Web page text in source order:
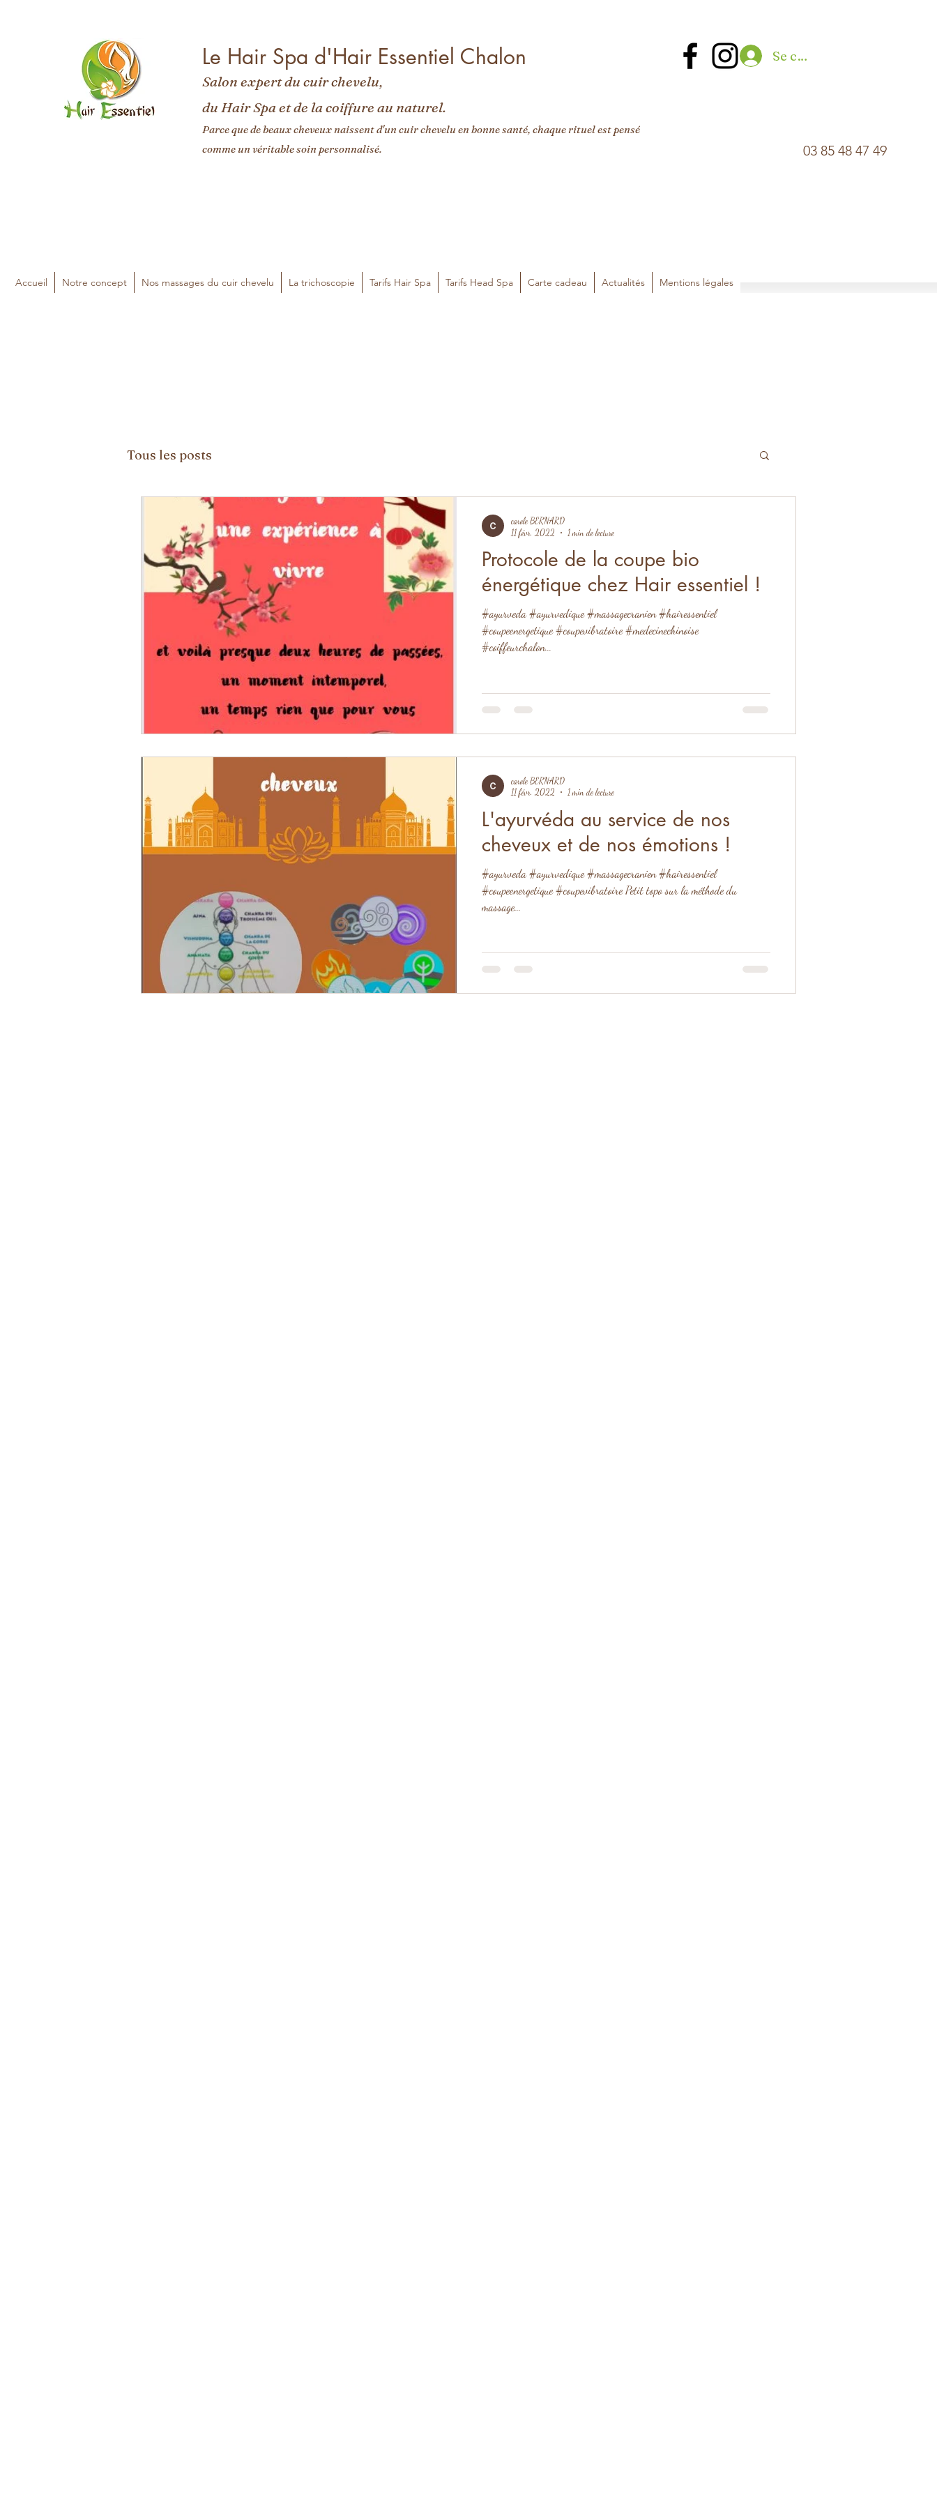
Se connecter
03 85 48 47 49
Salon expert du cuir chevelu,
du Hair Spa et de la coiffure au naturel.
Parce que de beaux cheveux naissent d'un cuir chevelu en bonne santé, chaque rituel est pensé
comme un véritable soin personnalisé.
Le Hair Spa d'Hair Essentiel Chalon
Accueil Notre concept Nos massages du cuir chevelu La trichoscopie Tarifs Hair Spa Tarifs Head Spa Carte cadeau Actualités Mentions légales
Tous les posts
Protocole de la coupe bio
énergétique chez Hair essentiel !
#ayurveda #ayurvedique #massagecranien #hairessentiel
#coupeenergetique #coupevibratoire #medecinechinoise
#coiffeurchalon...
carole BERNARD
11 févr. 2022
1 min de lecture
L'ayurvéda au service de nos
cheveux et de nos émotions !
#ayurveda #ayurvedique #massagecranien #hairessentiel
#coupeenergetique #coupevibratoire Petit topo sur la méthode du
massage...
carole BERNARD
11 févr. 2022
1 min de lecture